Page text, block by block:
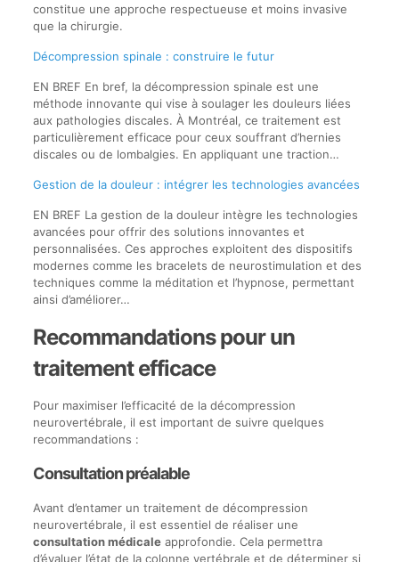
constitue une approche respectueuse et moins invasive
que la chirurgie.
Décompression spinale : construire le futur
EN BREF En bref, la décompression spinale est une
méthode innovante qui vise à soulager les douleurs liées
aux pathologies discales. À Montréal, ce traitement est
particulièrement efficace pour ceux souffrant d’hernies
discales ou de lombalgies. En appliquant une traction…
Gestion de la douleur : intégrer les technologies avancées
EN BREF La gestion de la douleur intègre les technologies
avancées pour offrir des solutions innovantes et
personnalisées. Ces approches exploitent des dispositifs
modernes comme les bracelets de neurostimulation et des
techniques comme la méditation et l’hypnose, permettant
ainsi d’améliorer…
Recommandations pour un
traitement efficace
Pour maximiser l’efficacité de la décompression
neurovertébrale, il est important de suivre quelques
recommandations :
Consultation préalable
Avant d’entamer un traitement de décompression
neurovertébrale, il est essentiel de réaliser une
consultation médicaleapprofondie. Cela permettra
d’évaluer l’état de la colonne vertébrale et de déterminer si